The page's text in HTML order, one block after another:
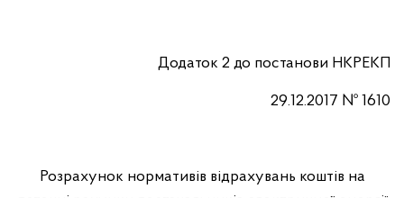
Додаток 2 до постанови НКРЕКП
29.12.2017 № 1610
Розрахунок нормативів відрахувань коштів на